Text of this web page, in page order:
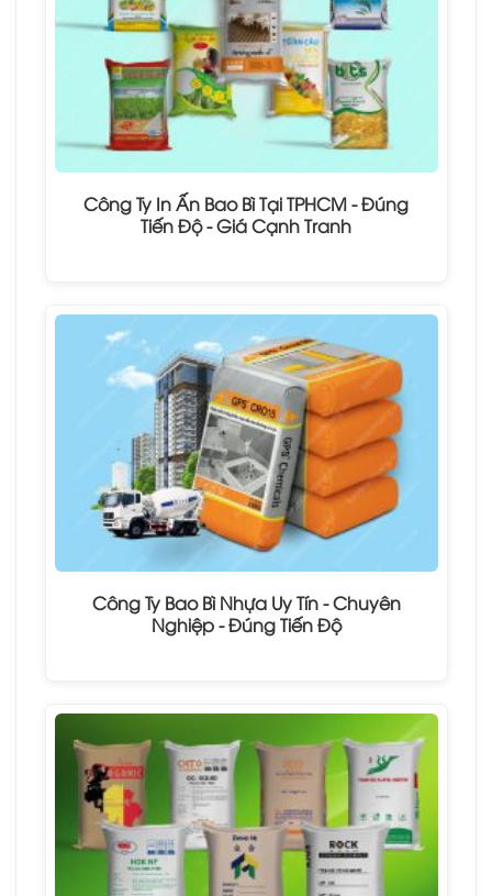
Công Ty In Ấn Bao Bì Tại TPHCM - Đúng
Tiến Độ - Giá Cạnh Tranh
Công Ty Bao Bì Nhựa Uy Tín - Chuyên
Nghiệp - Đúng Tiến Độ